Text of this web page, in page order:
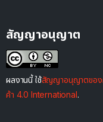
สัญญาอนุญาต
ผลงานนี้ ใช้สัญญาอนุญาตของ
ค้า 4.0 International.